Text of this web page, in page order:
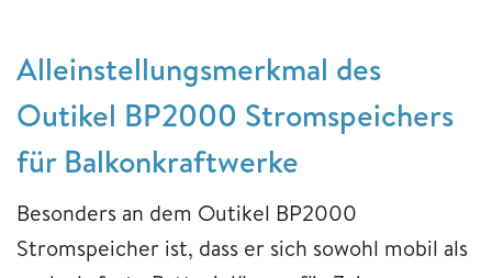
Alleinstellungsmerkmal des
Outikel BP2000 Stromspeichers
für Balkonkraftwerke
Besonders an dem Outikel BP2000
Stromspeicher ist, dass er sich sowohl mobil als